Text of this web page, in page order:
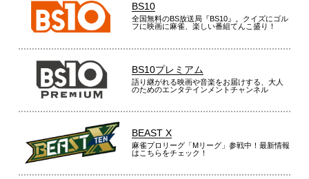
BS10
全国無料のBS放送局『BS10』。クイズにゴル
フに映画に麻雀、楽しい番組てんこ盛り！
BS10プレミアム
語り継がれる映画や音楽をお届けする、大人
のためのエンタテインメントチャンネル
BEAST X
麻雀プロリーグ「Mリーグ」参戦中！最新情報
はこちらをチェック！